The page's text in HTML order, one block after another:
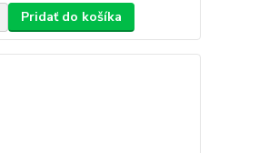
Pridať do košíka